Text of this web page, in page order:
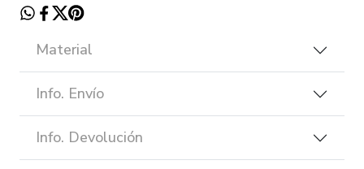
Material
Info. Envío
Info. Devolución